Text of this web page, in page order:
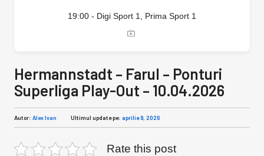
19:00 - Digi Sport 1, Prima Sport 1
Hermannstadt – Farul – Ponturi
Superliga Play-Out – 10.04.2026
Autor: Alex Ivan Ultimul update pe: aprilie 9, 2026
Rate this post